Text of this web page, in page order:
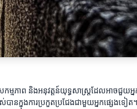
ម្មភាព និងអនុវត្តន៍យុទ្ធសាស្ត្រដែលអាចជួយអ្
បានក្នុងការប្រកួតប្រជែងជាមួយអ្នកផ្សេងទៀត។